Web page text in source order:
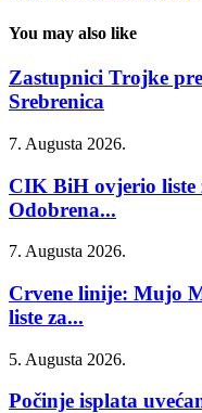
You may also like
Zastupnici Trojke
Srebrenica
7. Augusta 2026.
CIK BiH ovjerio liste
Odobrena...
7. Augusta 2026.
Crvene linije: Mujo
liste za...
5. Augusta 2026.
Počinje isplata